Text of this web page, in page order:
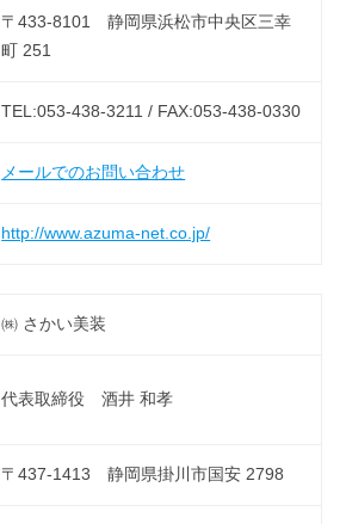
〒433-8101 静岡県浜松市中央区三幸
町 251
TEL:053-438-3211 / FAX:053-438-0330
メールでのお問い合わせ
http://www.azuma-net.co.jp/
㈱ さかい美装
代表取締役 酒井 和孝
〒437-1413 静岡県掛川市国安 2798